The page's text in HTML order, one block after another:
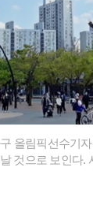
올림픽선수기
것으로 보인다.